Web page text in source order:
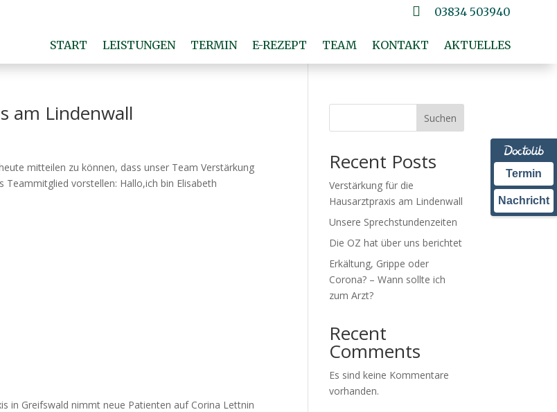
 03834 503940
START LEISTUNGEN TERMIN E-REZEPT TEAM KONTAKT AKTUELLES
am Lindenwall
mitteilen zu können, dass unser Team Verstärkung
vorstellen: Hallo,ich bin Elisabeth
in Greifswald nimmt neue Patienten auf Corina Lettnin
Suchen
Recent Posts
Verstärkung für die
Hausarztpraxis am Lindenwall
Unsere Sprechstundenzeiten
Die OZ hat über uns berichtet
Erkältung, Grippe oder
Corona? – Wann sollte ich
zum Arzt?
Recent
Comments
Es sind keine Kommentare
vorhanden.
Termin
Nachricht